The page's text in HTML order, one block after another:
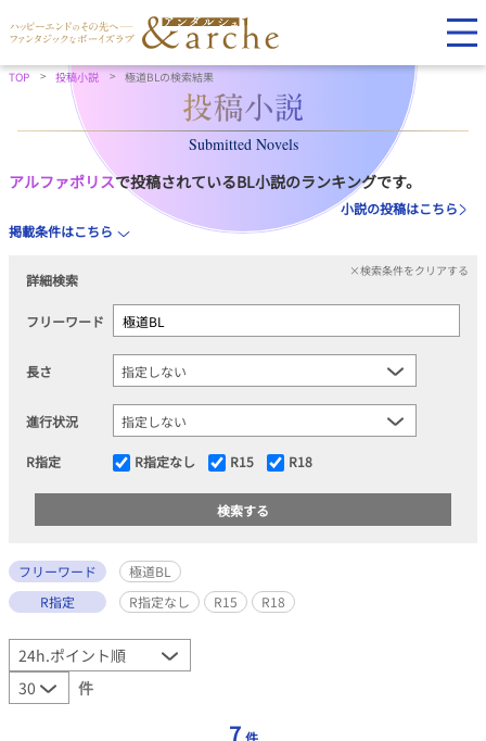
TOP 投稿小説 極道BLの検索結果
Submitted Novels
アルファポリスで投稿されているBL小説のランキングです。
小説の投稿はこちら
掲載条件はこちら
詳細検索
×検索条件をクリアする
フリーワード
長さ
進行状況
R指定 R指定なし R15 R18
フリーワード
極道BL
R指定
R指定なし R15 R18
件
7 件